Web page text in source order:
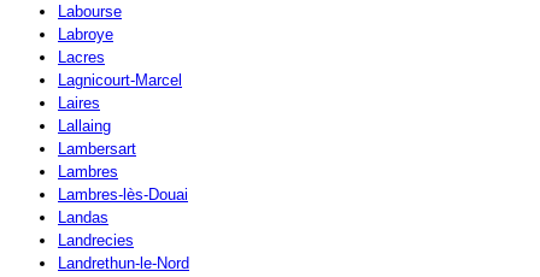
Labourse
Labroye
Lacres
Lagnicourt-Marcel
Laires
Lallaing
Lambersart
Lambres
Lambres-lès-Douai
Landas
Landrecies
Landrethun-le-Nord